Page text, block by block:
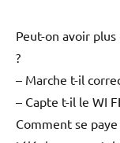
Peut-on avoir
?
– Marche t-il
– Capte t-il le WI
Comment se